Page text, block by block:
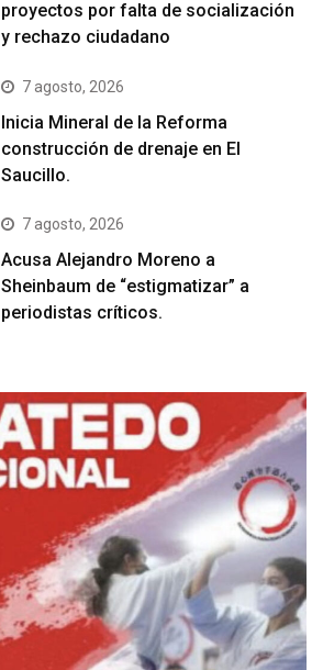
proyectos por falta de socialización
y rechazo ciudadano
7 agosto, 2026
Inicia Mineral de la Reforma
construcción de drenaje en El
Saucillo.
7 agosto, 2026
Acusa Alejandro Moreno a
Sheinbaum de “estigmatizar” a
periodistas críticos.